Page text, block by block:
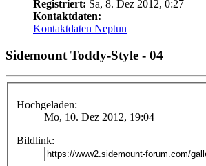
Registriert: Sa, 8. Dez 2012, 0:27
Kontaktdaten:
Kontaktdaten Neptun
Sidemount Toddy-Style - 04
Hochgeladen:
Mo, 10. Dez 2012, 19:04
Bildlink: